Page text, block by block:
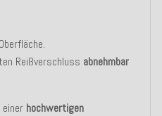
Oberfläche.
Reißverschluss abnehmbar
hochwertigen